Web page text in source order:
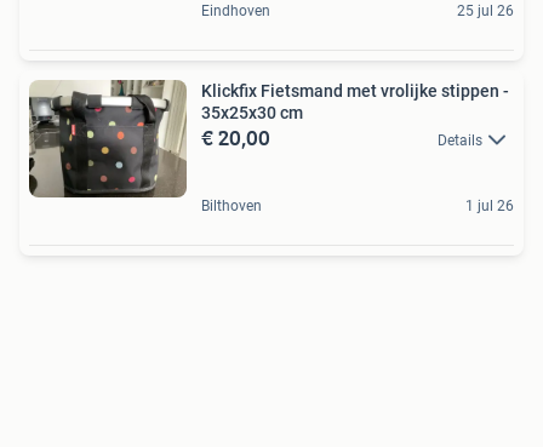
Eindhoven 25 jul 26
Klickfix Fietsmand met vrolijke stippen -
35x25x30 cm
€ 20,00 Details
Bilthoven 1 jul 26